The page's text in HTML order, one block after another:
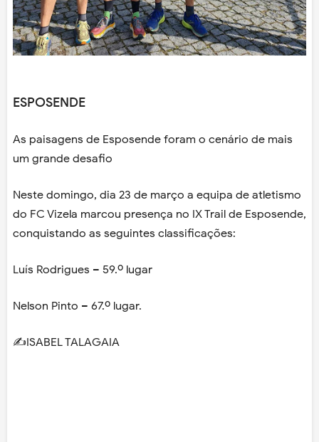
ESPOSENDE
As paisagens de Esposende foram o cenário de mais
um grande desafio
Neste domingo, dia 23 de março a equipa de atletismo
do FC Vizela marcou presença no IX Trail de Esposende,
conquistando as seguintes classificações:
Luís Rodrigues – 59.º lugar
Nelson Pinto – 67.º lugar.
✍️ISABEL TALAGAIA